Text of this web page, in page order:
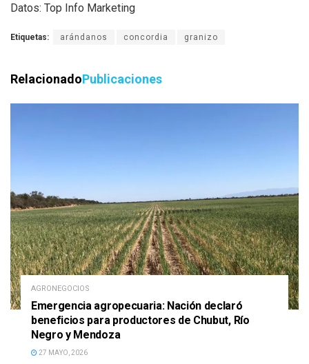
Datos: Top Info Marketing
Etiquetas: arándanos concordia granizo
RelacionadoPublicaciones
AGRONEGOCIOS
Emergencia agropecuaria: Nación declaró
beneficios para productores de Chubut, Río
Negro y Mendoza
27 MAYO, 2026